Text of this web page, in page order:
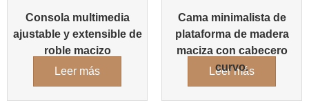
Consola multimedia
ajustable y extensible de
roble macizo
Leer más
Cama minimalista de
plataforma de madera
maciza con cabecero
curvo.
Leer más